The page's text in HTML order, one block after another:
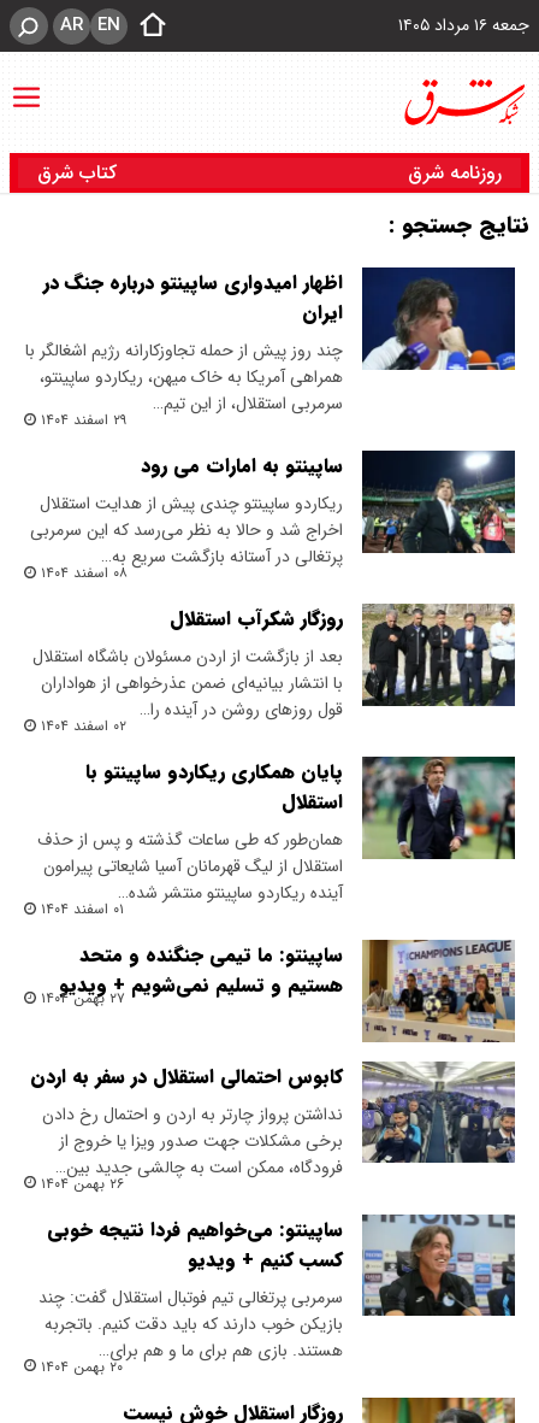
جمعه ۱۶ مرداد ۱۴۰۵ EN
AR
روزنامه شرق کتاب شرق
نتایج جستجو :
اظهار امیدواری ساپینتو درباره جنگ در
ایران
چند روز پیش از حمله تجاوزکارانه رژیم اشغالگر با
همراهی آمریکا به خاک میهن، ریکاردو ساپینتو،
سرمربی استقلال، از این تیم…
۲۹ اسفند ۱۴۰۴
ساپینتو به امارات می رود
ریکاردو ساپینتو چندی پیش از هدایت استقلال
اخراج شد و حالا به نظر می‌رسد که این سرمربی
پرتغالی در آستانه بازگشت سریع به…
۰۸ اسفند ۱۴۰۴
روزگار شکرآب استقلال
بعد از بازگشت از اردن مسئولان باشگاه استقلال
با انتشار بیانیه‌ای ضمن عذرخواهی از هواداران
قول روزهای روشن در آینده را…
۰۲ اسفند ۱۴۰۴
پایان همکاری ریکاردو ساپینتو با
استقلال
همان‌طور که طی ساعات گذشته و پس از حذف
استقلال از لیگ قهرمانان آسیا شایعاتی پیرامون
آینده ریکاردو ساپینتو منتشر شده…
۰۱ اسفند ۱۴۰۴
ساپینتو: ما تیمی جنگنده و متحد
هستیم و تسلیم نمی‌شویم + ویدیو
۲۷ بهمن ۱۴۰۴
کابوس احتمالی استقلال در سفر به اردن
نداشتن پرواز چارتر به اردن و احتمال رخ دادن
برخی مشکلات جهت صدور ویزا یا خروج از
فرودگاه، ممکن است به چالشی جدید بین…
۲۶ بهمن ۱۴۰۴
ساپینتو: می‌خواهیم فردا نتیجه خوبی
کسب کنیم + ویدیو
سرمربی پرتغالی تیم فوتبال استقلال گفت: چند
بازیکن خوب دارند که باید دقت کنیم. باتجربه
هستند. بازی هم برای ما و هم برای…
۲۰ بهمن ۱۴۰۴
روزگار استقلال خوش نیست